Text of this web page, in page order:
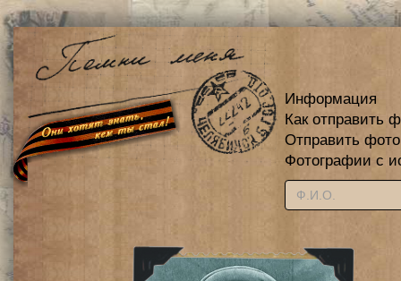
Информация
Как отправить
Отправить
Фотографии с